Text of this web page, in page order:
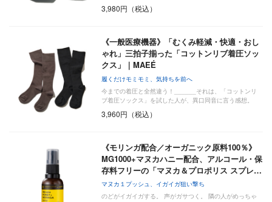
3,980円（税込）
《一般医療機器》「むくみ軽減・快適・おし
ゃれ」三拍子揃った「コットンリブ着圧ソッ
クス」｜MAEÉ
履くだけモミモミ、気持ちを前へ
今までの着圧と全然違う！______それは、「コットンリ
ブ着圧ソックス」を試した人が、異口同音に言う感想。
3,960円（税込）
《モリンガ配合／オーガニック原料100％》
MG1000+マヌカハニー配合、アルコール・保
存料フリーの「マヌカ＆プロポリス スプレ…
マヌカ１プッシュ、イガイガ狙い撃ち
のどがイガイガする。 声がガサつく。 隣の人がめっちゃ